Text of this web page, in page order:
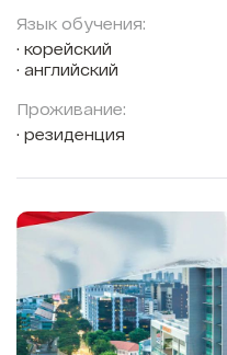
Язык обучения:
корейский
английский
Проживание:
резиденция